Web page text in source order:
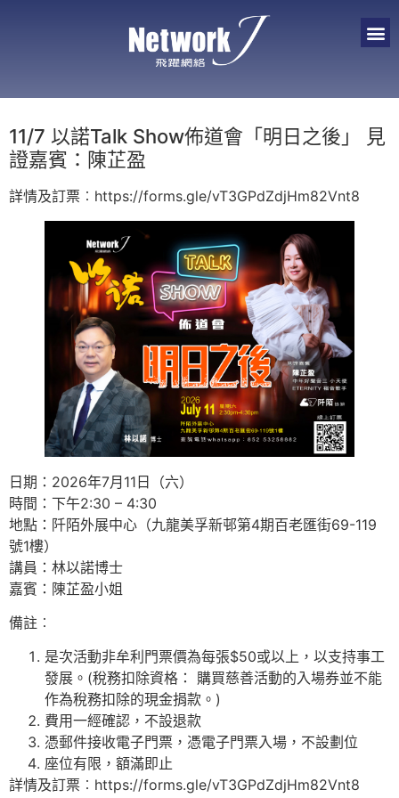
11/7 以諾Talk Show佈道會「明日之後」 見
證嘉賓：陳芷盈
詳情及訂票︰https://forms.gle/vT3GPdZdjHm82Vnt8
日期：2026年7月11日（六）
時間：下午2:30 – 4:30
地點：阡陌外展中心（九龍美孚新邨第4期百老匯街69-119
號1樓）
講員：林以諾博士
嘉賓：陳芷盈小姐
備註︰
是次活動非牟利門票價為每張$50或以上，以支持事工
發展。(稅務扣除資格： 購買慈善活動的入場券並不能
作為稅務扣除的現金捐款。)
費用一經確認，不設退款
憑郵件接收電子門票，憑電子門票入場，不設劃位
座位有限，額滿即止
詳情及訂票︰https://forms.gle/vT3GPdZdjHm82Vnt8